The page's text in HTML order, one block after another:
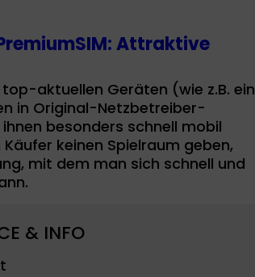
Attraktive
aktuellen Geräten (wie z.B. ein
in Original-Netzbetreiber-
besonders schnell mobil
keinen Spielraum geben,
mit dem man sich schnell und
& INFO